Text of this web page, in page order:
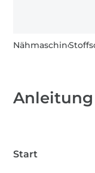
Nähmaschine
Anleitung
Start